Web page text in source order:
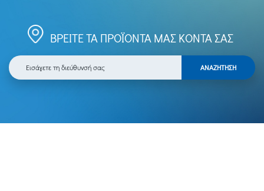
ΒΡΕΙΤΕ ΤΑ ΠΡΟΪΟΝΤΑ ΜΑΣ ΚΟΝΤΑ ΣΑΣ